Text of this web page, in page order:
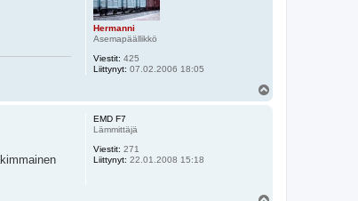
Hermanni
Asemapäällikkö
Viestit: 425
Liittynyt: 07.02.2006 18:05
EMD F7
Lämmittäjä
Viestit: 271
Liittynyt: 22.01.2008 15:18